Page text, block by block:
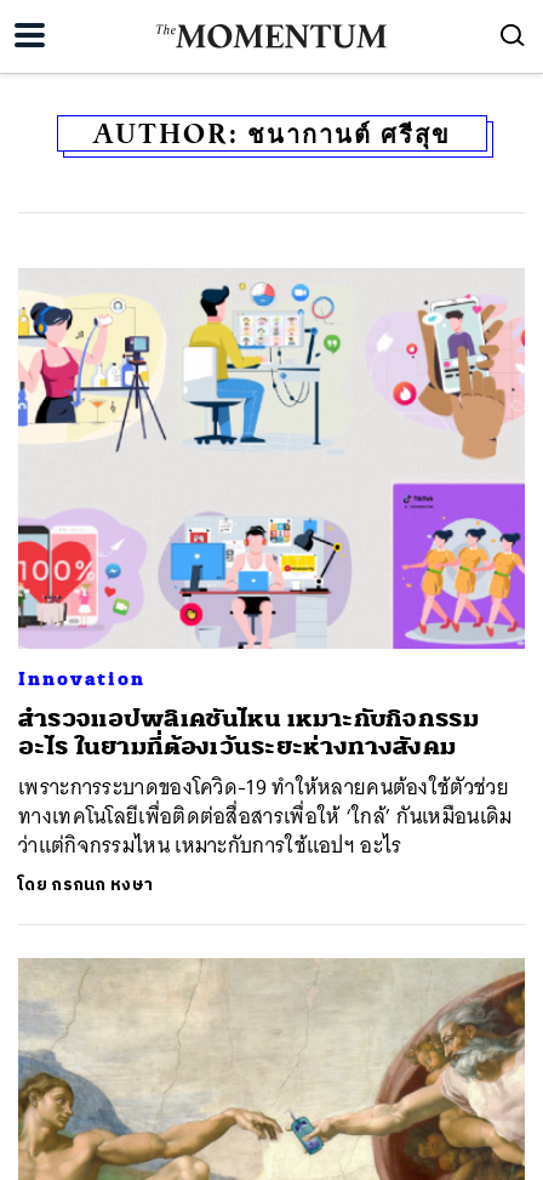
AUTHOR: ชนากานต์ ศรีสุข
Innovation
สำรวจแอปพลิเคชันไหน เหมาะกับกิจกรรม
อะไร ในยามที่ต้องเว้นระยะห่างทางสังคม
เพราะการระบาดของโควิด-19 ทำให้หลายคนต้องใช้ตัวช่วย
ทางเทคโนโลยีเพื่อติดต่อสื่อสารเพื่อให้ ‘ใกล้’ กันเหมือนเดิม
ว่าแต่กิจกรรมไหน เหมาะกับการใช้แอปฯ อะไร
โดย กรกนก หงษา